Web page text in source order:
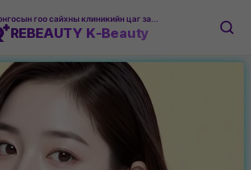
REBEAUTY K-Beauty